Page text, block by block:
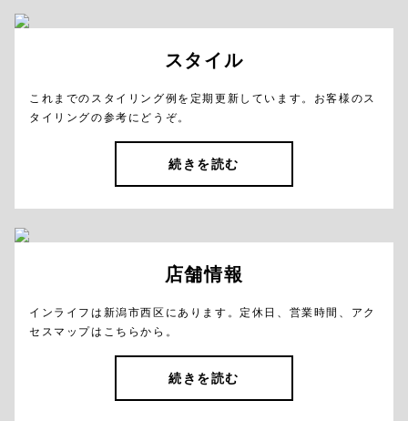
スタイル
これまでのスタイリング例を定期更新しています。お客様のス
タイリングの参考にどうぞ。
続きを読む
店舗情報
インライフは新潟市西区にあります。定休日、営業時間、アク
セスマップはこちらから。
続きを読む